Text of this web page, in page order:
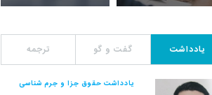
یادداشت گفت و گو ترجمه
یادداشت حقوق جزا و جرم شناسی